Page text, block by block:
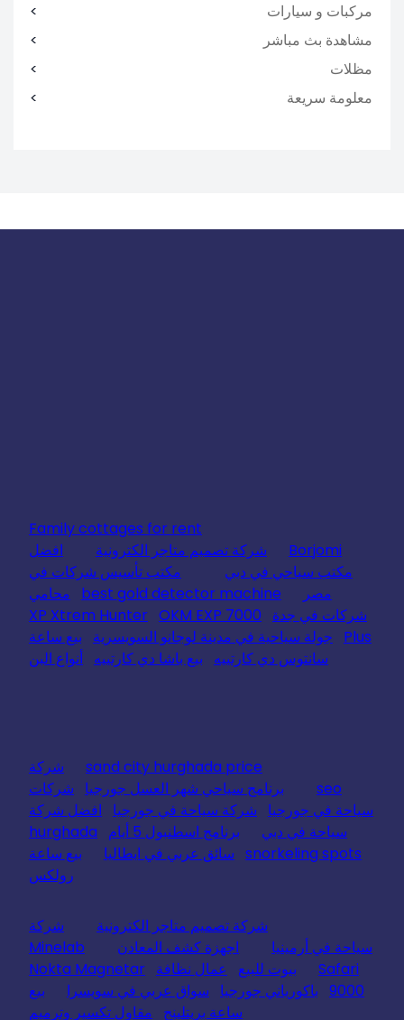
مركبات و سيارات
مشاهدة بث مباشر
مظلات
معلومة سريعة
Family cottages for rent
Borjomi
شركة تصميم متاجر الكترونية
افضل
مكتب سياحي في دبي
مكتب تأسيس شركات في
مصر
best gold detector machine
محامي
شركات في جدة
XP Xtrem Hunter OKM EXP 7000
Plus
جولة سياحية في مدينة لوجانو السويسرية
بيع ساعة
سانتوس دي كارتييه
بيع باشا دي كارتييه أنواع البن
sand city hurghada price
شركة
seo
برنامج سياحي شهر العسل جورجيا
شركات
سياحة في جورجيا
شركة سياحة في جورجيا
افضل شركة
سياحة في دبي
برنامج اسطنبول 5 أيام
hurghada
snorkeling spots سائق عربي في ايطاليا
بيع ساعة
رولكس
شركة تصميم متاجر الكترونية
شركة
سياحة في أرمينيا
اجهزة كشف المعادن
Minelab
Safari
بيوت للبيع عمال نظافة Nokta Magnetar
9000 باكورياني جورجيا سواق عربي في سويسرا
بيع
ساعة بريتلينج
مقاول تكسير وترميم